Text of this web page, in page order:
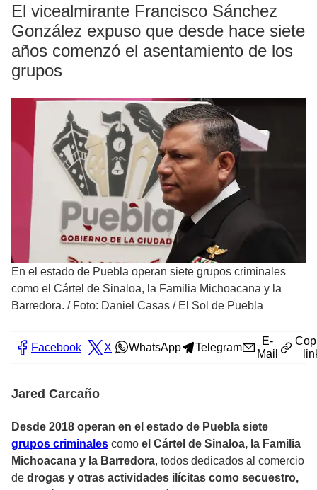
El vicealmirante Francisco Sánchez
González expuso que desde hace siete
años comenzó el asentamiento de los
grupos
En el estado de Puebla operan siete grupos criminales
como el Cártel de Sinaloa, la Familia Michoacana y la
Barredora. / Foto: Daniel Casas / El Sol de Puebla
Facebook X WhatsApp Telegram
E-
Mail
Jared Carcaño
Desde 2018 operan en el estado de Puebla siete
grupos criminales como el Cártel de Sinaloa, la Familia
Michoacana y la Barredora, todos dedicados al comercio
de drogas y otras actividades ilícitas como secuestro,